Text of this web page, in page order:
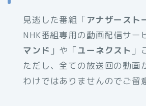
見逃した番組「アナザースト
NHK番組専用の動画配信サー
マンド 」や「ユーネクスト 」
ただし、全ての放送回の動画
わけではありませんのでご留